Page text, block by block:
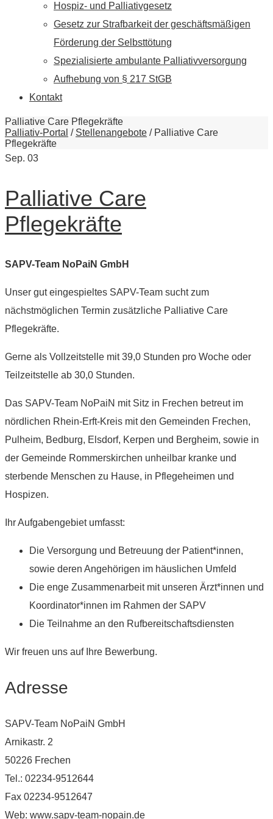
Hospiz- und Palliativgesetz
Gesetz zur Strafbarkeit der geschäftsmäßigen
Förderung der Selbsttötung
Spezialisierte ambulante Palliativversorgung
Aufhebung von § 217 StGB
Kontakt
Palliative Care Pflegekräfte
Palliativ-Portal / Stellenangebote / Palliative Care
Pflegekräfte
Sep. 03
Palliative Care
Pflegekräfte
SAPV-Team NoPaiN GmbH
Unser gut eingespieltes SAPV-Team sucht zum
nächstmöglichen Termin zusätzliche Palliative Care
Pflegekräfte.
Gerne als Vollzeitstelle mit 39,0 Stunden pro Woche oder
Teilzeitstelle ab 30,0 Stunden.
Das SAPV-Team NoPaiN mit Sitz in Frechen betreut im
nördlichen Rhein-Erft-Kreis mit den Gemeinden Frechen,
Pulheim, Bedburg, Elsdorf, Kerpen und Bergheim, sowie in
der Gemeinde Rommerskirchen unheilbar kranke und
sterbende Menschen zu Hause, in Pflegeheimen und
Hospizen.
Ihr Aufgabengebiet umfasst:
Die Versorgung und Betreuung der Patient*innen,
sowie deren Angehörigen im häuslichen Umfeld
Die enge Zusammenarbeit mit unseren Ärzt*innen und
Koordinator*innen im Rahmen der SAPV
Die Teilnahme an den Rufbereitschaftsdiensten
Wir freuen uns auf Ihre Bewerbung.
Adresse
SAPV-Team NoPaiN GmbH
Arnikastr. 2
50226 Frechen
Tel.: 02234-9512644
Fax 02234-9512647
Web: www.sapv-team-nopain.de